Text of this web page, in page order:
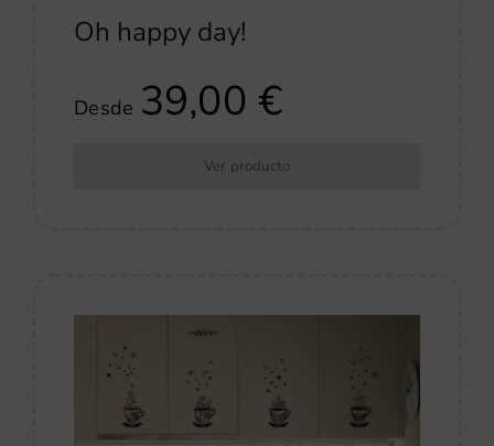
Oh happy day!
Desde 39,00€
Ver producto